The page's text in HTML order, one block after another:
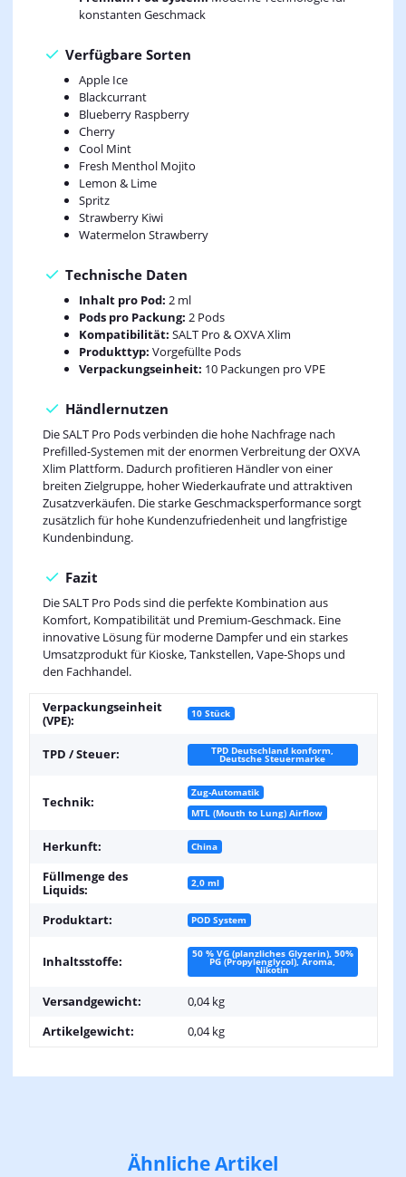
konstanten Geschmack
Verfügbare Sorten
Apple Ice
Blackcurrant
Blueberry Raspberry
Cherry
Cool Mint
Fresh Menthol Mojito
Lemon & Lime
Spritz
Strawberry Kiwi
Watermelon Strawberry
Technische Daten
Inhalt pro Pod: 2 ml
Pods pro Packung: 2 Pods
Kompatibilität: SALT Pro & OXVA Xlim
Produkttyp: Vorgefüllte Pods
Verpackungseinheit: 10 Packungen pro VPE
Händlernutzen
Die SALT Pro Pods verbinden die hohe Nachfrage nach
Prefilled-Systemen mit der enormen Verbreitung der OXVA
Xlim Plattform. Dadurch profitieren Händler von einer
breiten Zielgruppe, hoher Wiederkaufrate und attraktiven
Zusatzverkäufen. Die starke Geschmacksperformance sorgt
zusätzlich für hohe Kundenzufriedenheit und langfristige
Kundenbindung.
Fazit
Die SALT Pro Pods sind die perfekte Kombination aus
Komfort, Kompatibilität und Premium-Geschmack. Eine
innovative Lösung für moderne Dampfer und ein starkes
Umsatzprodukt für Kioske, Tankstellen, Vape-Shops und
den Fachhandel.
Verpackungseinheit
(VPE):
10 Stück
TPD / Steuer: TPD Deutschland konform,
Deutsche Steuermarke
Technik:
Zug-Automatik
MTL (Mouth to Lung) Airflow
Herkunft: China
Füllmenge des
Liquids:
2,0 ml
Produktart: POD System
Inhaltsstoffe:
50 % VG (planzliches Glyzerin), 50%
PG (Propylenglycol), Aroma,
Nikotin
Versandgewicht:
0,04 kg
Artikelgewicht:
0,04 kg
Ähnliche Artikel